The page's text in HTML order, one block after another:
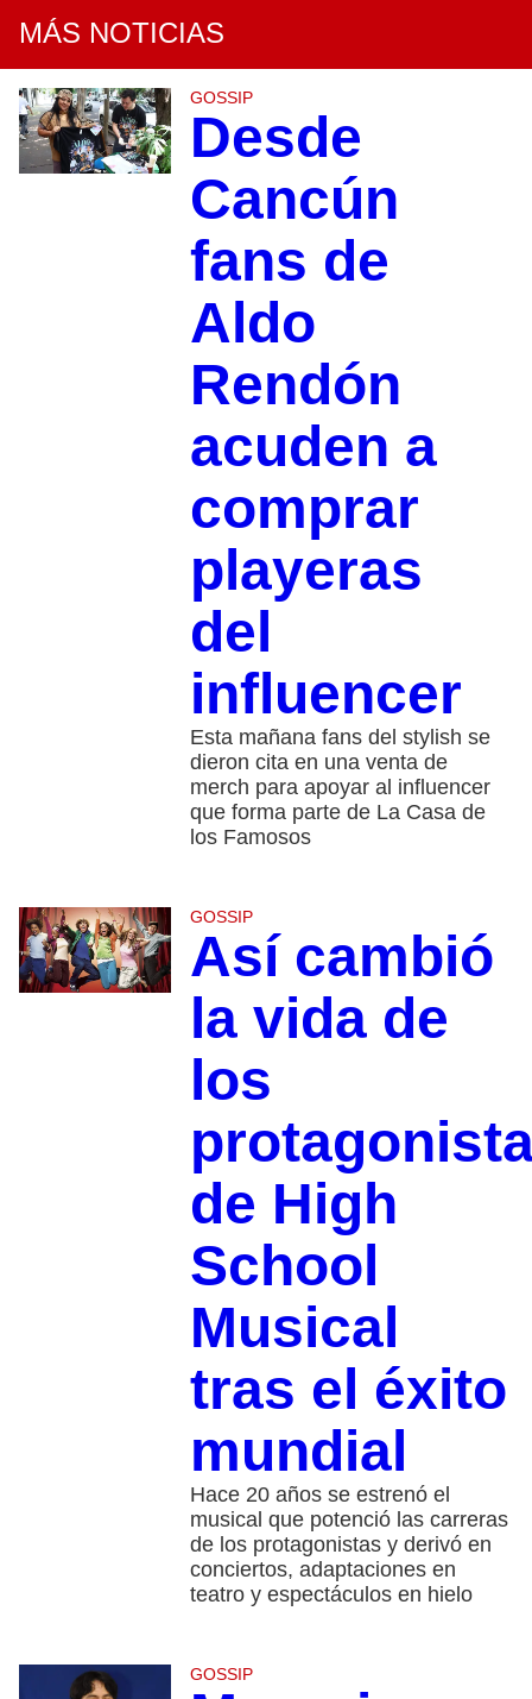
MÁS NOTICIAS
GOSSIP
Desde
Cancún
fans de
Aldo
Rendón
acuden a
comprar
playeras
del
influencer
Esta mañana fans del stylish se
dieron cita en una venta de
merch para apoyar al influencer
que forma parte de La Casa de
los Famosos
GOSSIP
Así cambió
la vida de
los
de High
School
Musical
tras el éxito
mundial
Hace 20 años se estrenó el
musical que potenció las carreras
de los protagonistas y derivó en
conciertos, adaptaciones en
teatro y espectáculos en hielo
GOSSIP